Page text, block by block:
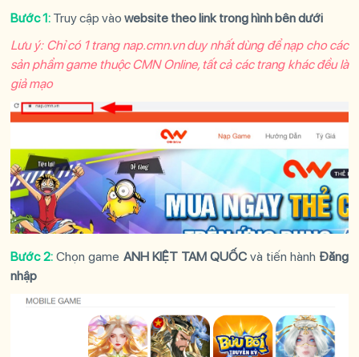
Bước 1: Truy cập vào website theo link trong hình bên dưới
Lưu ý: Chỉ có 1 trang nap.cmn.vn duy nhất dùng để nạp cho các
sản phẩm game thuộc CMN Online, tất cả các trang khác đều là
giả mạo
Bước 2: Chọn game ANH KIỆT TAM QUỐC và tiến hành Đăng
nhập